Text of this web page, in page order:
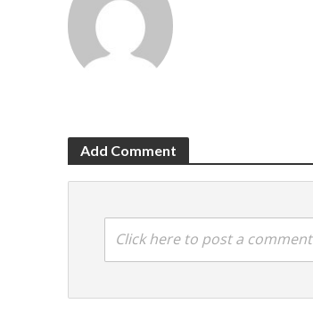
Add Comment
Click here to post a comment